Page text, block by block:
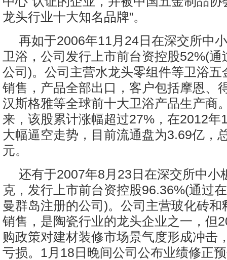
龙头行业十大知名品牌”。
再如于2006年11月24日在深交所中
卫浴，公司发行上市前台资控股52%(通
公司)。公司主营水龙头零组件等卫浴五
销售，产品全部出口，客户包括摩恩、
汉斯格雅等全球前十大卫浴产品生产商
来，该股累计涨幅超过27%，在2012年
大幅逼空走势，目前流通盘为3.69亿，
元。
还有于2007年8月23日在深交所中小
克，发行上市前台资控股96.36%(通过
曼群岛注册的公司)。公司主营玻化砖和
销售，是陶瓷行业的龙头企业之一，但
购政策对建材装修市场景气度形成冲击
亏损。1月18日晚间公司公布业绩修正